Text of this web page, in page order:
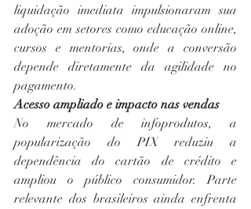
liquidação imediata impulsionaram sua
adoção em setores como educação online,
cursos e mentorias, onde a conversão
depende diretamente da agilidade no
pagamento.
Acesso ampliado e impacto nas vendas
No mercado de infoprodutos, a
popularização do PIX reduziu a
dependência do cartão de crédito e
ampliou o público consumidor. Parte
relevante dos brasileiros ainda enfrenta